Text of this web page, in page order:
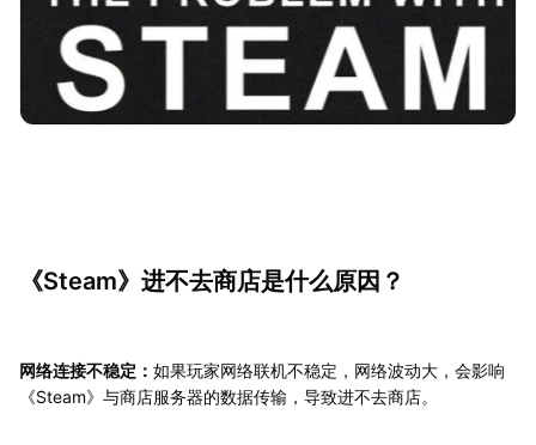
《Steam》进不去商店是什么原因？
网络连接不稳定： 如果玩家网络联机不稳定，网络波动大，会影响
《Steam》与商店服务器的数据传输，导致进不去商店。